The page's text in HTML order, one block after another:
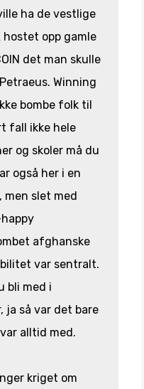
ha de vestlige
hostet opp gamle
det man skulle
Winning
bombe folk til
fall ikke hele
og skoler må du
også her i en
men slet med
afghanske
var sentralt.
bli med i
ja så var det bare
alltid med.
kriget om